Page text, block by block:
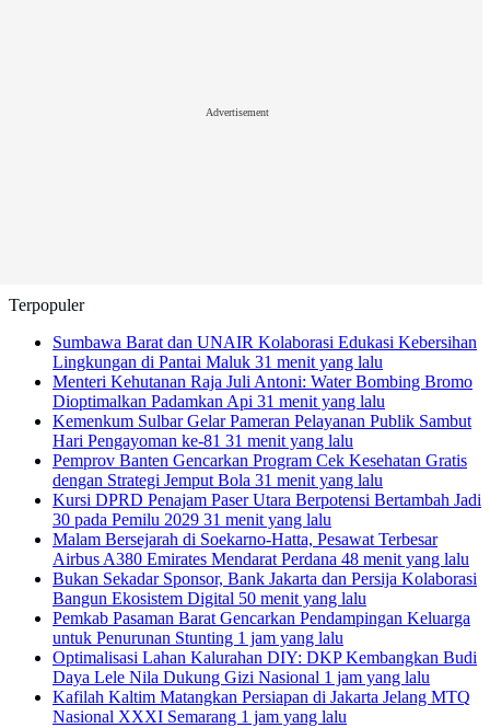
Advertisement
Terpopuler
Sumbawa Barat dan UNAIR Kolaborasi Edukasi Kebersihan
Lingkungan di Pantai Maluk 31 menit yang lalu
Menteri Kehutanan Raja Juli Antoni: Water Bombing Bromo
Dioptimalkan Padamkan Api 31 menit yang lalu
Kemenkum Sulbar Gelar Pameran Pelayanan Publik Sambut
Hari Pengayoman ke-81 31 menit yang lalu
Pemprov Banten Gencarkan Program Cek Kesehatan Gratis
dengan Strategi Jemput Bola 31 menit yang lalu
Kursi DPRD Penajam Paser Utara Berpotensi Bertambah Jadi
30 pada Pemilu 2029 31 menit yang lalu
Malam Bersejarah di Soekarno-Hatta, Pesawat Terbesar
Airbus A380 Emirates Mendarat Perdana 48 menit yang lalu
Bukan Sekadar Sponsor, Bank Jakarta dan Persija Kolaborasi
Bangun Ekosistem Digital 50 menit yang lalu
Pemkab Pasaman Barat Gencarkan Pendampingan Keluarga
untuk Penurunan Stunting 1 jam yang lalu
Optimalisasi Lahan Kalurahan DIY: DKP Kembangkan Budi
Daya Lele Nila Dukung Gizi Nasional 1 jam yang lalu
Kafilah Kaltim Matangkan Persiapan di Jakarta Jelang MTQ
Nasional XXXI Semarang 1 jam yang lalu